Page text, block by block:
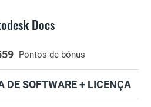
Docs
Pontos de bónus
DE SOFTWARE + LICENÇA